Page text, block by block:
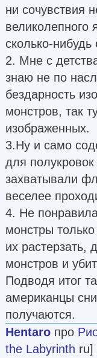
ни сочувствия
великолепного
сколько-нибудь
2. Мне с
знаю не по
бездарность
монстров, так
изображенных.
3.Ну и само
для
захватывали
веселее
4. Не
монстры
их растерзать,
монстров и
Подводя итог
американцы
получаются.
Hentaro про
the Labyrinth ru]